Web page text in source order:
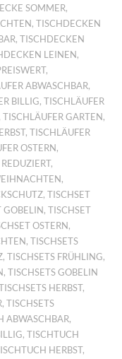
SOMMER,
,TISCHDECKEN
,TISCHDECKEN
LEINEN,
,
ABWASCHBAR,
BILLIG,TISCHLÄUFER
,TISCHLÄUFER GARTEN,
,TISCHLÄUFER
OSTERN,
,
,
,TISCHSET
GOBELIN,TISCHSET
OSTERN,
,TISCHSETS
,TISCHSETS FRÜHLING,
,TISCHSETS GOBELIN
HERBST,
,TISCHSETS
ABWASCHBAR,
,TISCHTUCH
HERBST,